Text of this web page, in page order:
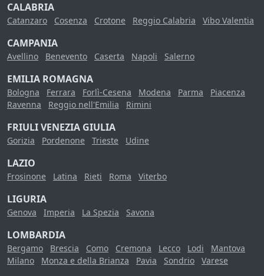
CALABRIA
Catanzaro Cosenza Crotone Reggio Calabria Vibo Valentia
CAMPANIA
Avellino Benevento Caserta Napoli Salerno
EMILIA ROMAGNA
Bologna Ferrara Forlì-Cesena Modena Parma
Piacenza
Ravenna
Reggio nell'Emilia Rimini
FRIULI VENEZIA GIULIA
Gorizia Pordenone Trieste Udine
LAZIO
Frosinone Latina Rieti Roma Viterbo
LIGURIA
Genova Imperia La Spezia Savona
LOMBARDIA
Bergamo Brescia Como Cremona Lecco Lodi
Mantova
Milano
Monza e della Brianza Pavia Sondrio Varese